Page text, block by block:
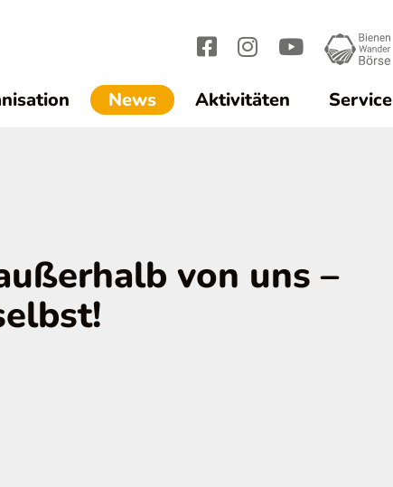
News(current)1
Aktivitäten Service
von uns –